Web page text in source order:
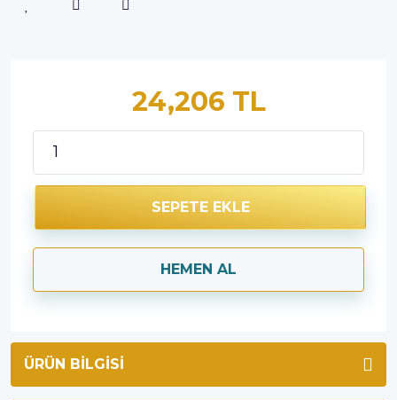
24,206 TL
SEPETE EKLE
HEMEN AL
ÜRÜN BILGISI